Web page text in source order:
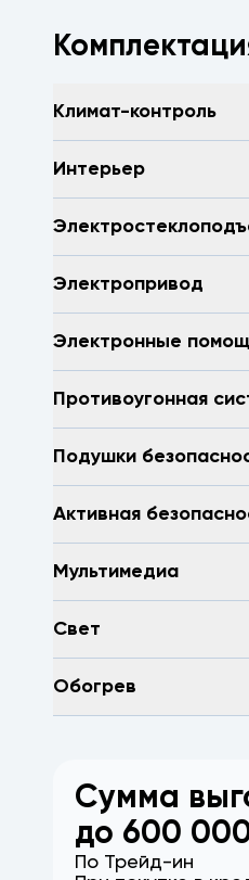
Климат-контроль
Интерьер
Электропривод
Электронные
Противоугонная
Подушки
Активная
Мультимедиа
Свет
Обогрев
Сумма
до 600
По Трейд-ин